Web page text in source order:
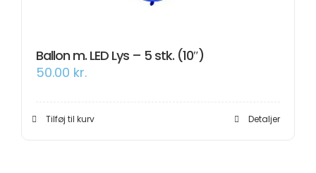
Ballon m. LED Lys – 5 stk. (10″)
50.00 kr.
Tilføj til kurv Detaljer